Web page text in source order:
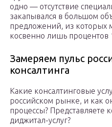
одно — отсутствие
закапывался в большом
предложений, из которых
косвенно лишь процентов
Замеряем пульс
консалтинга
Какие консалтинговые
российском рынке, и как
процессы? Представляете
диджитал-услуг?